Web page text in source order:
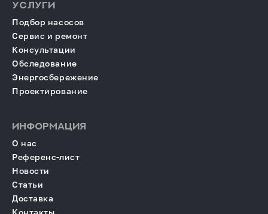
УСЛУГИ
Подбор насосов
Сервис и ремонт
Консультации
Обследование
Энергосбережение
Проектирование
ИНФОРМАЦИЯ
О нас
Референс-лист
Новости
Статьи
Доставка
Контакты